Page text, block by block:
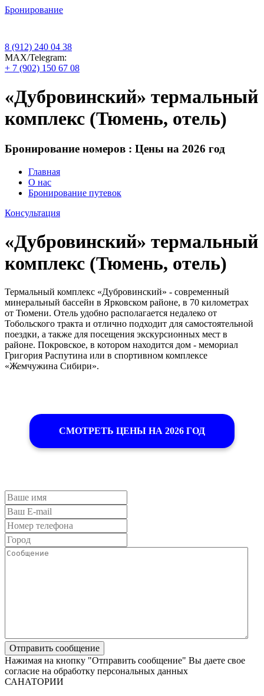
Бронирование
8 (912) 240 04 38
МАХ/Telegram:
+ 7 (902) 150 67 08
«Дубровинский» термальный
комплекс (Тюмень, отель)
Бронирование номеров : Цены на 2026 год
Главная
О нас
Бронирование путевок
Консультация
«Дубровинский» термальный
комплекс (Тюмень, отель)
Термальный комплекс «Дубровинский» - современный
минеральный бассейн в Ярковском районе, в 70 километрах
от Тюмени. Отель удобно располагается недалеко от
Тобольского тракта и отлично подходит для самостоятельной
поездки, а также для посещения экскурсионных мест в
районе. Покровское, в котором находится дом - мемориал
Григория Распутина или в спортивном комплексе
«Жемчужина Сибири».
СМОТРЕТЬ ЦЕНЫ НА 2026 ГОД
Нажимая на кнопку "Отправить сообщение" Вы даете свое
согласие на обработку персональных данных
САНАТОРИИ